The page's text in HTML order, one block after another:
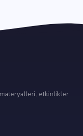
etkinlikler